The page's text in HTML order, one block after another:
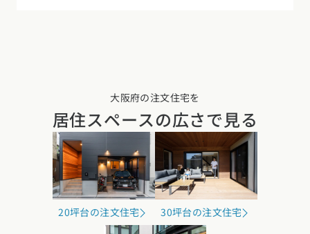
大阪府の注文住宅を
居住スペースの広さで見る
20坪台の注文住宅 30坪台の注文住宅